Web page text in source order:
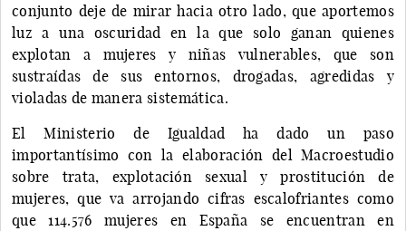
conjunto deje de mirar hacia otro lado, que aportemos
luz a una oscuridad en la que solo ganan quienes
explotan a mujeres y niñas vulnerables, que son
sustraídas de sus entornos, drogadas, agredidas y
violadas de manera sistemática.
El Ministerio de Igualdad ha dado un paso
importantísimo con la elaboración del Macroestudio
sobre trata, explotación sexual y prostitución de
mujeres, que va arrojando cifras escalofriantes como
que 114.576 mujeres en España se encuentran en